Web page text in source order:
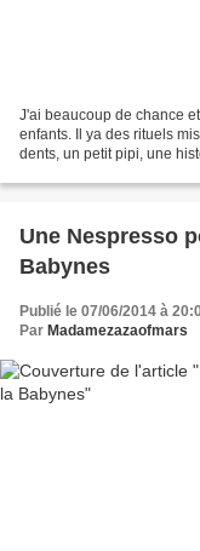
J'ai beaucoup de chance
enfants. Il ya des rituels
dents, un petit pipi, une
Une Nespresso
Babynes
Publié le 07/06/2014 à
Par Madamezazaofmars